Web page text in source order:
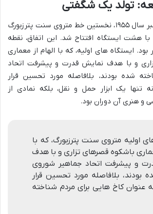
تولد یک شگفتی
سرانجام، در ۱۵ نوامبر سال ۱۹۵۵، نخستین خط متروی سنت پترزبورگ
با هشت ایستگاه افتتاح شد. این اتفاق، نقطه
ایستگاه های اولیه، که با الهام از معماری
و با هدف نمایش قدرت و پیشرفت اتحاد
شده بودند، بلافاصله مورد تحسین قرار
تنها یک ابزار حمل و نقل، بلکه نمادی از
و هنری آن دوران بود.
اولیه متروی سنت پترزبورگ، که با
باشکوه قصرهای تزاری و با هدف
و پیشرفت اتحاد جماهیر شوروی
بودند، بلافاصله مورد تحسین قرار
عنوان کاخ هایی برای مردم شناخته